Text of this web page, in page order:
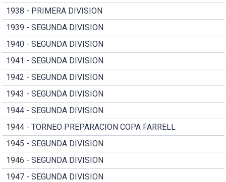
1938 - PRIMERA DIVISION
1939 - SEGUNDA DIVISION
1940 - SEGUNDA DIVISION
1941 - SEGUNDA DIVISION
1942 - SEGUNDA DIVISION
1943 - SEGUNDA DIVISION
1944 - SEGUNDA DIVISION
1944 - TORNEO PREPARACION COPA FARRELL
1945 - SEGUNDA DIVISION
1946 - SEGUNDA DIVISION
1947 - SEGUNDA DIVISION